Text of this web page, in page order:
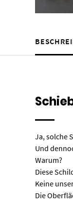
Ja, solche
Und
Warum?
Diese
Keine
Die